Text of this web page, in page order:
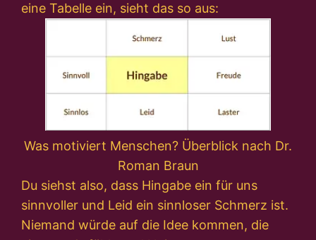
eine Tabelle ein, sieht das so aus:
Was motiviert Menschen? Überblick nach Dr.
Roman Braun
Du siehst also, dass Hingabe ein für uns
sinnvoller und Leid ein sinnloser Schmerz ist.
Niemand würde auf die Idee kommen, die